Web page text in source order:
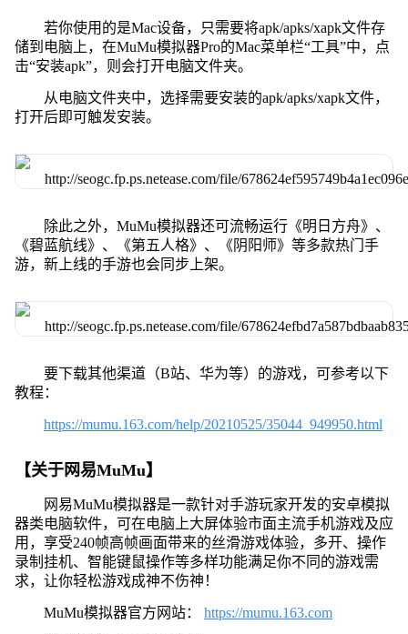
若你使用的是Mac设备，只需要将apk/apks/xapk文件存
储到电脑上，在MuMu模拟器Pro的Mac菜单栏“工具”中，点
击“安装apk”，则会打开电脑文件夹。
从电脑文件夹中，选择需要安装的apk/apks/xapk文件，
打开后即可触发安装。
除此之外，MuMu模拟器还可流畅运行《明日方舟》、
《碧蓝航线》、《第五人格》、《阴阳师》等多款热门手
游，新上线的手游也会同步上架。
要下载其他渠道（B站、华为等）的游戏，可参考以下
教程：
https://mumu.163.com/help/20210525/35044_949950.html
【关于网易MuMu】
网易MuMu模拟器是一款针对手游玩家开发的安卓模拟
器类电脑软件，可在电脑上大屏体验市面主流手机游戏及应
用，享受240帧高帧画面带来的丝滑游戏体验，多开、操作
录制挂机、智能键鼠操作等多样功能满足你不同的游戏需
求，让你轻松游戏成神不伤神！
MuMu模拟器官方网站： https://mumu.163.com